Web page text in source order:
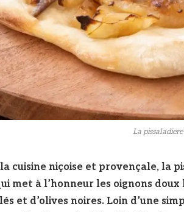
La pissaladiere
cuisine niçoise et provençale, la
met à l’honneur les oignons
et d’olives noires. Loin d’une